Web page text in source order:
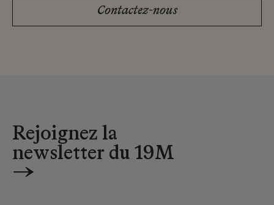
Contactez-nous
Rejoignez la
newsletter du 19M
→